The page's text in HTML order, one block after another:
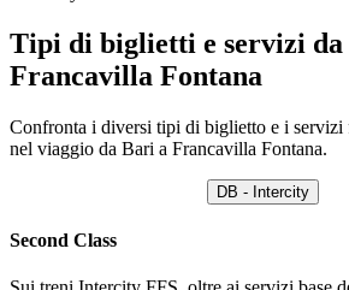
Tipi di biglietti e servizi da
Francavilla Fontana
Confronta i diversi tipi di biglietto e i
nel viaggio da Bari a Francavilla Fontana.
DB - Intercity
Second Class